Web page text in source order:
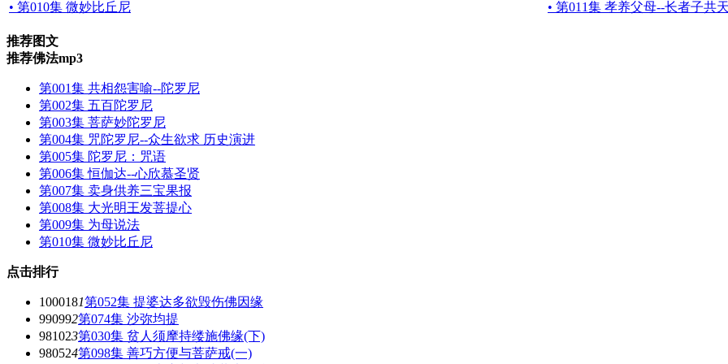
• 第010集 微妙比丘尼
• 第011集 孝养父母--长者子共
推荐图文
推荐佛法mp3
第001集 共相怨害喻--陀罗尼
第002集 五百陀罗尼
第003集 菩萨妙陀罗尼
第004集 咒陀罗尼--众生欲求 历史演进
第005集 陀罗尼：咒语
第006集 恒伽达--心欣慕圣贤
第007集 卖身供养三宝果报
第008集 大光明王发菩提心
第009集 为母说法
第010集 微妙比丘尼
点击排行
1000181第052集 提婆达多欲毁伤佛因缘
990992第074集 沙弥均提
981023第030集 贫人须摩持缕施佛缘(下)
980524第098集 善巧方便与菩萨戒(一)